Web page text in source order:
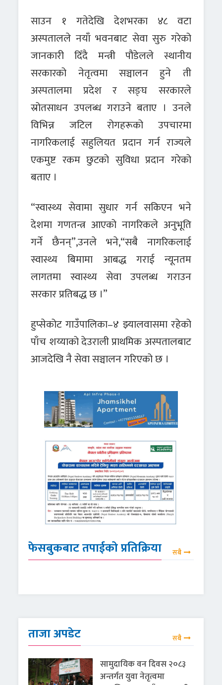
साउन १ गतेदेखि देशभरका ४८ वटा
अस्पतालले नयाँ भवनबाट सेवा सुरु गरेको
जानकारी दिँदै मन्त्री पौडेलले स्थानीय
सरकारको नेतृत्वमा सञ्चालन हुने ती
अस्पतालमा प्रदेश र सङ्घ सरकारले
स्रोतसाधन उपलब्ध गराउने बताए । उनले
विभिन्न जटिल रोगहरूको उपचारमा
नागरिकलाई सहुलियत प्रदान गर्न राज्यले
एकमुष्ट रकम छुटको सुविधा प्रदान गरेको
बताए ।
“स्वास्थ्य सेवामा सुधार गर्न सकिएन भने
देशमा गणतन्त्र आएको नागरिकले अनुभूति
गर्ने छैनन्”,उनले भने,“सबै नागरिकलाई
स्वास्थ्य बिमामा आबद्ध गराई न्यूनतम
लागतमा स्वास्थ्य सेवा उपलब्ध गराउन
सरकार प्रतिबद्ध छ ।”
हुप्सेकोट गाउँपालिका–४ झ्यालवासमा रहेको
पाँच शय्याको देउराली प्राथमिक अस्पतालबाट
आजदेखि नै सेवा सञ्चालन गरिएको छ ।
फेसबुकबाट तपाईको प्रतिक्रिया सबै
ताजा अपडेट सबै
सामुदायिक वन दिवस २०८३
अन्तर्गत युवा नेतृत्वमा